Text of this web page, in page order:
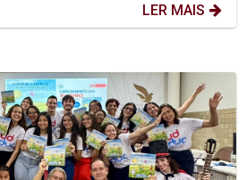
LER MAIS